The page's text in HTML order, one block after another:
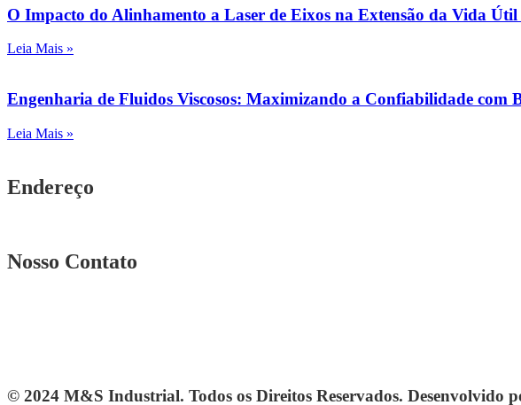
O Impacto do Alinhamento a Laser de Eixos na Extensão da Vida Útil
Leia Mais »
Engenharia de Fluidos Viscosos: Maximizando a Confiabilidade com
Leia Mais »
Endereço
Nosso Contato
© 2024 M&S Industrial. Todos os Direitos Reservados. Desenvolvido